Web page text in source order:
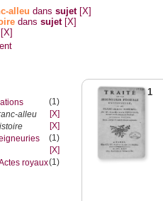
alleu‎ danssujet [X]
danssujet [X]
[X]
(1)
alleu‎
[X]
[X]
(1)
[X]
royaux(1)
1